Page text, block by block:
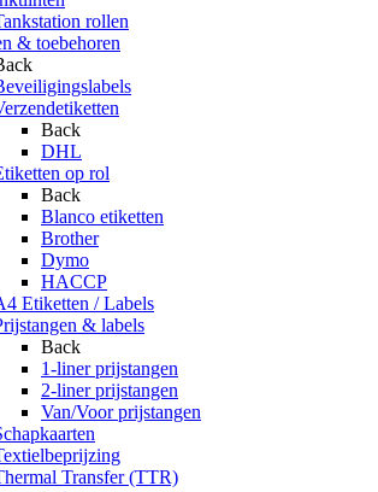
rollen
& toebehoren
Back
DHL
op rol
Back
Blanco etiketten
Brother
Dymo
HACCP
Etiketten / Labels
& labels
Back
1-liner prijstangen
2-liner prijstangen
Van/Voor prijstangen
Transfer (TTR)